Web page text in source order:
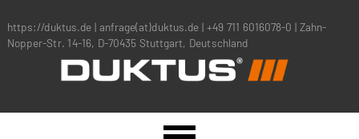
https://duktus.de | anfrage(at)duktus.de | +49 711 6016078-0 | Zahn-
Nopper-Str. 14-16, D-70435 Stuttgart, Deutschland